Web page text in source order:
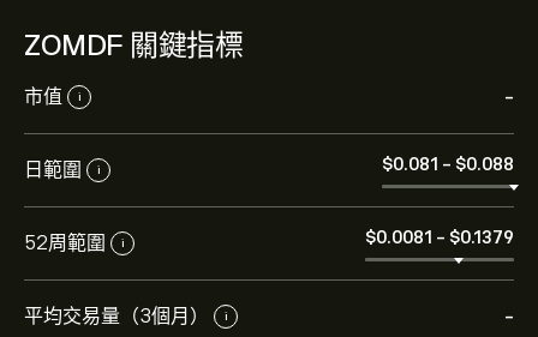
ZOMDF 關鍵指標
市值 i -
日範圍 i ‎$‎0.081 - ‎$‎0.088
52周範圍 i ‎$‎0.0081 - ‎$‎0.1379
平均交易量（3個月） i -